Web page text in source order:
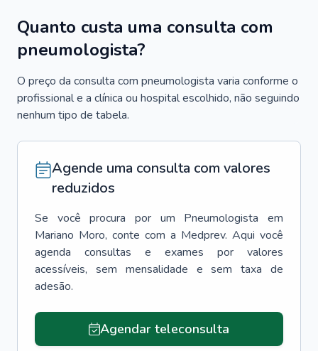
Quanto custa uma consulta com
pneumologista?
O preço da consulta com pneumologista varia conforme o
profissional e a clínica ou hospital escolhido, não seguindo
nenhum tipo de tabela.
Agende uma consulta com valores
reduzidos
Se você procura por um Pneumologista
em
Mariano Moro, conte com a Medprev. Aqui você
agenda consultas e exames por valores
acessíveis, sem mensalidade e sem taxa de
adesão.
Agendar teleconsulta